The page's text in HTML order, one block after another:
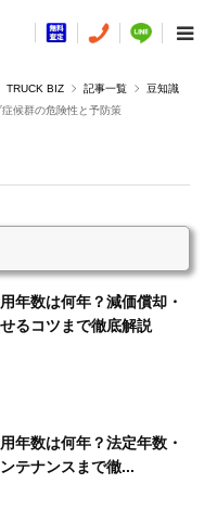
TRUCK BIZ 記事一覧
豆知識
候群の危険性と予防策
年数は何年？減価償却・
るコツまで徹底解説
年数は何年？法定年数・
テナンスまで徹...